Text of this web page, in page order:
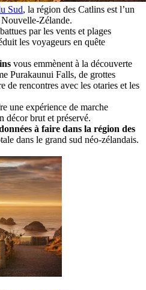
Sud, la région des Catlins est l’un
Nouvelle-Zélande.
par les vents et plages
les voyageurs en quête
vous emmènent à la découverte
Purakaunui Falls, de grottes
de rencontres avec les otaries et les
une expérience de marche
décor brut et préservé.
à faire dans la région des
dans le grand sud néo-zélandais.